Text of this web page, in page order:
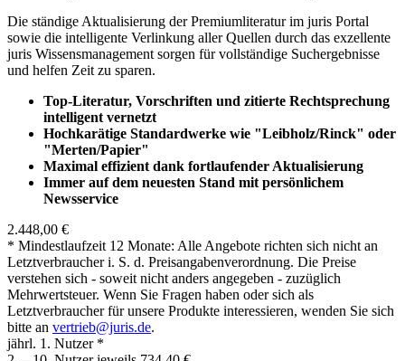
Die ständige Aktualisierung der Premiumliteratur im juris Portal
sowie die intelligente Verlinkung aller Quellen durch das exzellente
juris Wissensmanagement sorgen für vollständige Suchergebnisse
und helfen Zeit zu sparen.
Top-Literatur, Vorschriften und zitierte Rechtsprechung
intelligent vernetzt
Hochkarätige Standardwerke wie "Leibholz/Rinck" oder
"Merten/Papier"
Maximal effizient dank fortlaufender Aktualisierung
Immer auf dem neuesten Stand mit persönlichem
Newsservice
2.448,00 €
* Mindestlaufzeit 12 Monate: Alle Angebote richten sich nicht an
Letztverbraucher i. S. d. Preisangabenverordnung. Die Preise
verstehen sich - soweit nicht anders angegeben - zuzüglich
Mehrwertsteuer. Wenn Sie Fragen haben oder sich als
Letztverbraucher für unsere Produkte interessieren, wenden Sie sich
bitte an vertrieb@juris.de.
jährl. 1. Nutzer *